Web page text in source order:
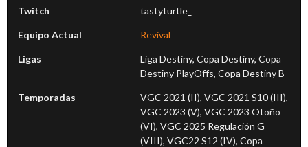
Twitch tastyturtle_
Equipo Actual Revival
Ligas
Liga Destiny, Copa Destiny, Copa
Destiny PlayOffs, Copa Destiny B
Temporadas
VGC 2021 (II), VGC 2021 S10 (III),
VGC 2023 (V), VGC 2023 Otoño
(VI), VGC 2025 Regulación G
(VIII), VGC22 S12 (IV), Copa